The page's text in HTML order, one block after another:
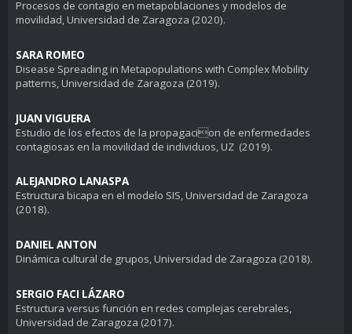
Procesos de contagio en metapoblaciones y modelos de
movilidad, Universidad de Zaragoza (2020).
SARA ROMEO
Disease Spreading in Metapopulations with Complex Mobility
patterns, Universidad de Zaragoza (2019).
JUAN VIGUERA
Estudio de los efectos de la propagacion de enfermedades
contagiosas en la movilidad de individuos, UZ (2019).
ALEJANDRO LANASPA
Estructura bicapa en el modelo SIS, Universidad de Zaragoza
(2018).
DANIEL ANTON
Dinámica cultural de grupos, Universidad de Zaragoza (2018).
SERGIO FACI LÁZARO
Estructura versus función en redes complejas cerebrales,
Universidad de Zaragoza (2017).